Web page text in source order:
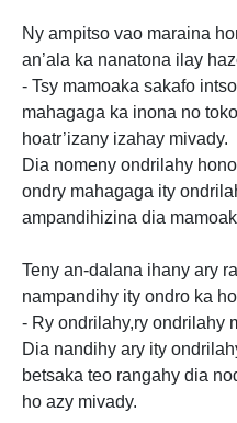
Ny ampitso vao maraina
an’ala ka nanatona ilay
- Tsy mamoaka sakafo
mahagaga ka inona no
hoatr’izany izahay mivady.
Dia nomeny ondrilahy
ondry mahagaga ity
ampandihizina dia
Teny an-dalana ihany ary
nampandihy ity ondro ka
- Ry ondrilahy,ry ondrilahy
Dia nandihy ary ity
betsaka teo rangahy dia
ho azy mivady.